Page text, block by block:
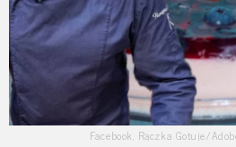
Facebook, Rączka Gotuje/